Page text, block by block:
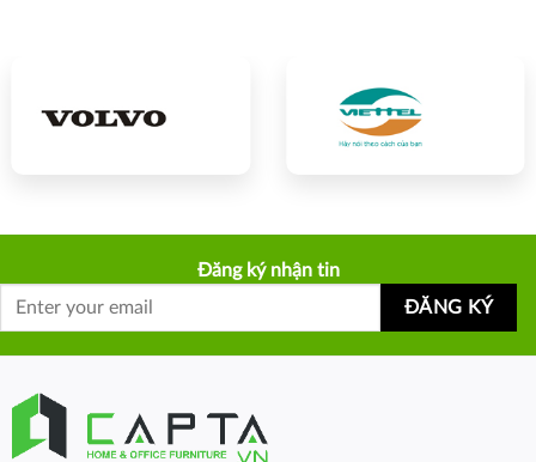
Đăng ký nhận tin